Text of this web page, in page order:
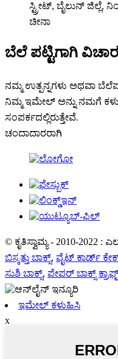
ಸ್ಟ್ರೀಟ್, ಬೈಲುನ್
ಚೀನಾ
ಬೆಲೆ ಪಟ್ಟಿಗಾಗಿ
ನಮ್ಮ ಉತ್ಪನ್ನಗಳು ಅಥವಾ
ನಿಮ್ಮ ಇಮೇಲ್ ಅನ್ನು ನಮಗೆ
ಸಂಪರ್ಕದಲ್ಲಿರುತ್ತೇವೆ.
ಚಂದಾದಾರರಾಗಿ
© ಕೃತಿಸ್ವಾಮ್ಯ - 2010-2022 :
ಬಿಸ್ಕತ್ತು ಬಾಕ್ಸ್, ವೈಟ್ ಕಾರ್ಡ್
ಸುಶಿ ಬಾಕ್ಸ್, ಪೇಪರ್ ಬಾಕ್ಸ್ ಕ್ರಾಫ್ಟ್
ಇಮೇಲ್ ಕಳುಹಿಸಿ
x